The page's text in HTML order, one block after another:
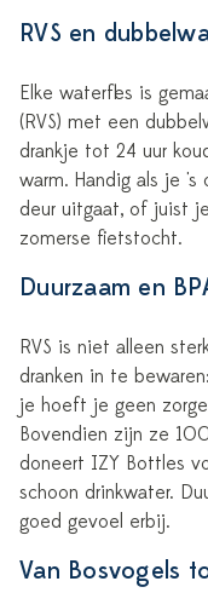
RVS en
Elke waterfles is
(RVS) met een
drankje tot 24 uur
warm. Handig als je
deur uitgaat, of juist
zomerse fietstocht.
Duurzaam en
RVS is niet alleen
dranken in te
je hoeft je geen
Bovendien zijn ze
doneert IZY Bottles
schoon drinkwater.
goed gevoel erbij.
Van Bosvogels